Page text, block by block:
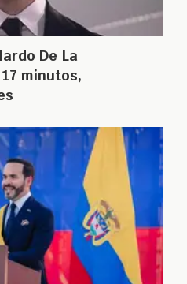
De La
minutos,